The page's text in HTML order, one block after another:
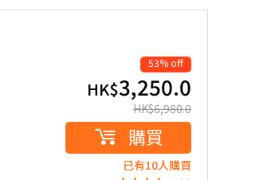
53% off
HK$3,250.0
HK$6,980.0
購買
已有10人購買